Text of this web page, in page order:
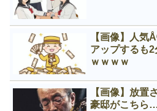
【画像】人
アップするも
ｗｗｗｗ
【画像】放置
豪邸がこちら